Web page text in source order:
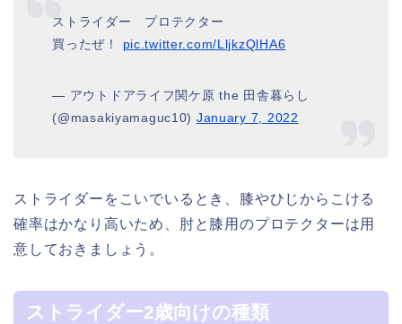
ストライダー プロテクター
買ったぜ！ pic.twitter.com/LljkzQlHA6
— アウトドアライフ関ケ原 the 田舎暮らし
(@masakiyamaguc10) January 7, 2022
ストライダーをこいでいるとき、膝やひじからこける
確率はかなり高いため、肘と膝用のプロテクターは用
意しておきましょう。
ストライダー2歳向けの種類